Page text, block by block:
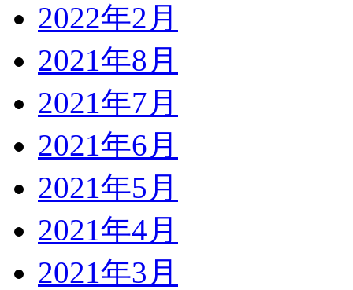
2022年2月
2021年8月
2021年7月
2021年6月
2021年5月
2021年4月
2021年3月